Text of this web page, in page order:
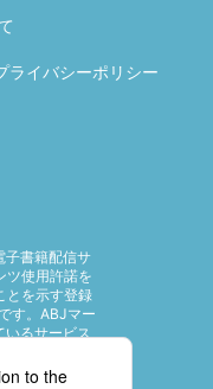
ライバシーポリシー
子書籍配信サ
ツ使用許諾を
とを示す登録
す。ABJマー
いるサービス